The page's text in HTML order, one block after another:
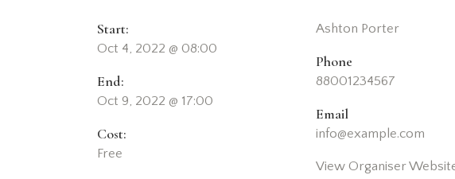
Start:
Oct 4, 2022 @ 08:00
End:
Oct 9, 2022 @ 17:00
Cost:
Free
Ashton Porter
Phone
88001234567
Email
info@example.com
View Organiser